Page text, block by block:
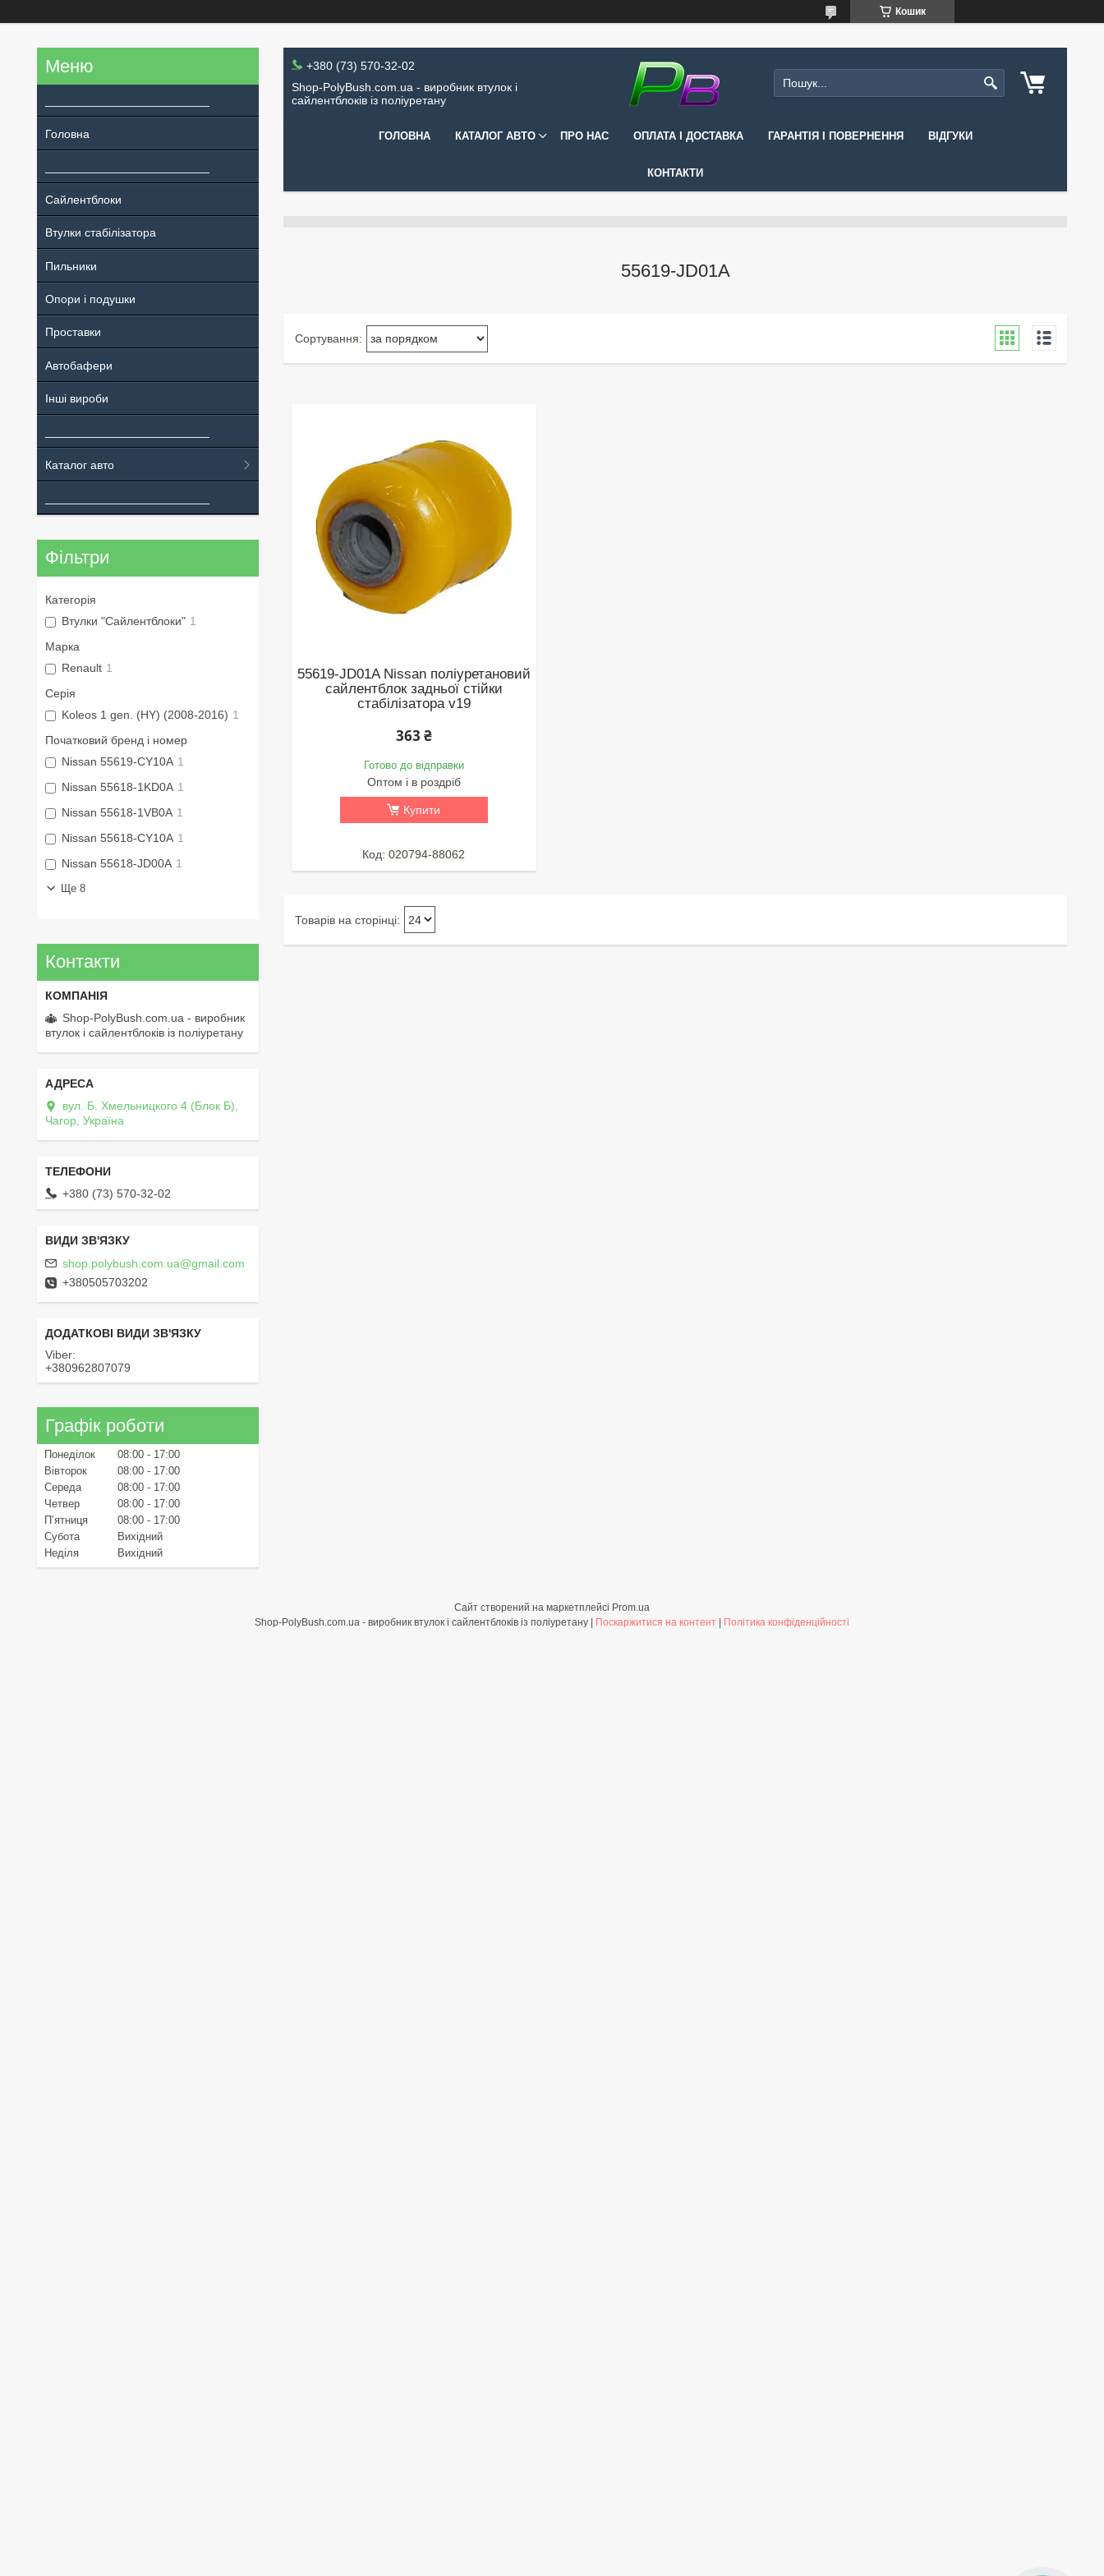
Кошик
+380 (73) 570-32-02
Shop-PolyBush.com.ua - виробник втулок і
сайлентблоків із поліуретану
ГОЛОВНА КАТАЛОГ АВТО ПРО НАС ОПЛАТА І ДОСТАВКА ГАРАНТІЯ І ПОВЕРНЕННЯ ВІДГУКИ
КОНТАКТИ
55619-JD01A
55619-JD01A Nissan поліуретановий
сайлентблок задньої стійки
стабілізатора v19
363 ₴
Готово до відправки
Оптом і в роздріб
Купити
020794-88062
Головна
Сайлентблоки
Втулки стабілізатора
Пильники
Опори і подушки
Проставки
Автобафери
Інші вироби
Каталог авто
Фільтри
Категорія
Втулки "Сайлентблоки" 1
Марка
Renault 1
Серія
Koleos 1 gen. (HY) (2008-2016) 1
Початковий бренд і номер
Nissan 55619-CY10A 1
Nissan 55618-1KD0A 1
Nissan 55618-1VB0A 1
Nissan 55618-CY10A 1
Nissan 55618-JD00A 1
Ще 8
Контакти
Shop-PolyBush.com.ua - виробник
втулок і сайлентблоків із поліуретану
вул. Б. Хмельницкого 4 (Блок Б),
Чагор, Україна
+380 (73) 570-32-02
shop.polybush.com.ua@gmail.com
+380505703202
Viber
+380962807079
Графік роботи
Понеділок 08:00
17:00
Вівторок
08:00
17:00
Середа
08:00
17:00
Четвер
08:00
17:00
Пʼятниця
08:00
17:00
Субота
Вихідний
Неділя
Вихідний
Сайт створений на маркетплейсі Prom.ua
Поскаржитися на контент Політика конфіденційності